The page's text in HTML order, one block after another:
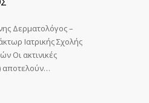
Δερματολόγος –
Ιατρικής Σχολής
Οι ακτινικές
αποτελούν…